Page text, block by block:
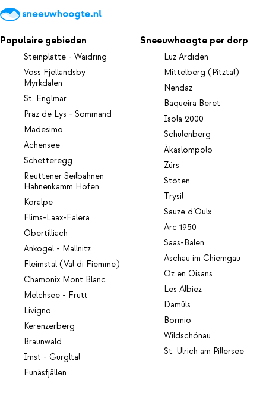
Populaire gebieden
Steinplatte - Waidring
Voss Fjellandsby
Myrkdalen
St. Englmar
Praz de Lys - Sommand
Madesimo
Achensee
Schetteregg
Reuttener Seilbahnen
Hahnenkamm Höfen
Koralpe
Flims-Laax-Falera
Obertilliach
Ankogel - Mallnitz
Fleimstal (Val di Fiemme)
Chamonix Mont Blanc
Melchsee - Frutt
Livigno
Kerenzerberg
Braunwald
Imst - Gurgltal
Funäsfjällen
Sneeuwhoogte per dorp
Luz Ardiden
Mittelberg (Pitztal)
Nendaz
Baqueira Beret
Isola 2000
Schulenberg
Äkäslompolo
Zürs
Stöten
Trysil
Sauze d’Oulx
Arc 1950
Saas-Balen
Aschau im Chiemgau
Oz en Oisans
Les Albiez
Damüls
Bormio
Wildschönau
St. Ulrich am Pillersee